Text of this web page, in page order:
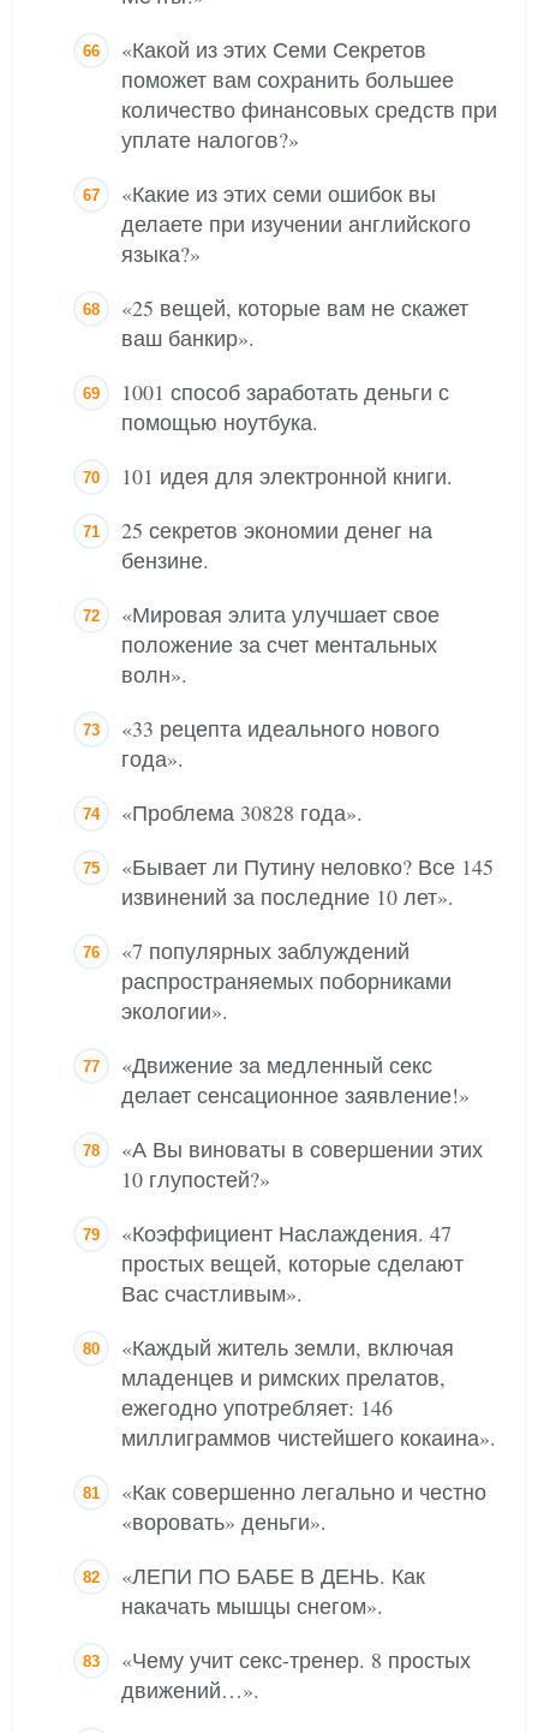
«Какой из этих Семи Секретов
поможет вам сохранить большее
количество финансовых средств при
уплате налогов?»
«Какие из этих семи ошибок вы
делаете при изучении английского
языка?»
«25 вещей, которые вам не скажет
ваш банкир».
1001 способ заработать деньги с
помощью ноутбука.
101 идея для электронной книги.
25 секретов экономии денег на
бензине.
«Мировая элита улучшает свое
положение за счет ментальных
волн».
«33 рецепта идеального нового
года».
«Проблема 30828 года».
«Бывает ли Путину неловко? Все 145
извинений за последние 10 лет».
«7 популярных заблуждений
распространяемых поборниками
экологии».
«Движение за медленный секс
делает сенсационное заявление!»
«А Вы виноваты в совершении этих
10 глупостей?»
«Коэффициент Наслаждения. 47
простых вещей, которые сделают
Вас счастливым».
«Каждый житель земли, включая
младенцев и римских прелатов,
ежегодно употребляет: 146
миллиграммов чистейшего кокаина».
«Как совершенно легально и честно
«воровать» деньги».
«ЛЕПИ ПО БАБЕ В ДЕНЬ. Как
накачать мышцы снегом».
«Чему учит секс-тренер. 8 простых
движений…».